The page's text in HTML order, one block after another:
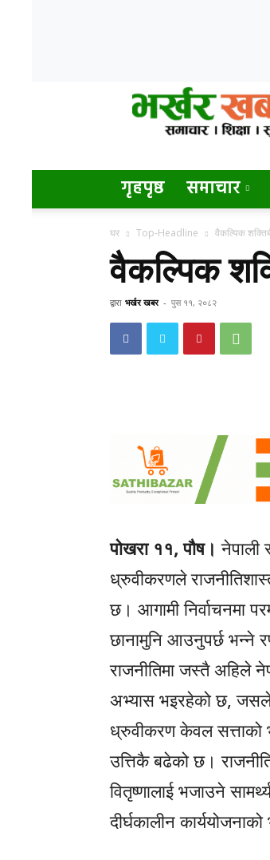
गृहपृष्ठ समाचार
घर Top-Headline वैकल्पिक
वैकल्पिक
द्वारा भर्खर खबर - पुस ११, २०८२
पोखरा ११, पौष। नेपाली
ध्रुवीकरणले
छ। आगामी निर्वाचनमा
छानामुनि आउनुपर्छ भन्ने
राजनीतिमा जस्तै अहिले
अभ्यास भइरहेको छ, जसले
ध्रुवीकरण केवल सत्ताको
उत्तिकै बढेको छ।
वितृष्णालाई भजाउने
दीर्घकालीन